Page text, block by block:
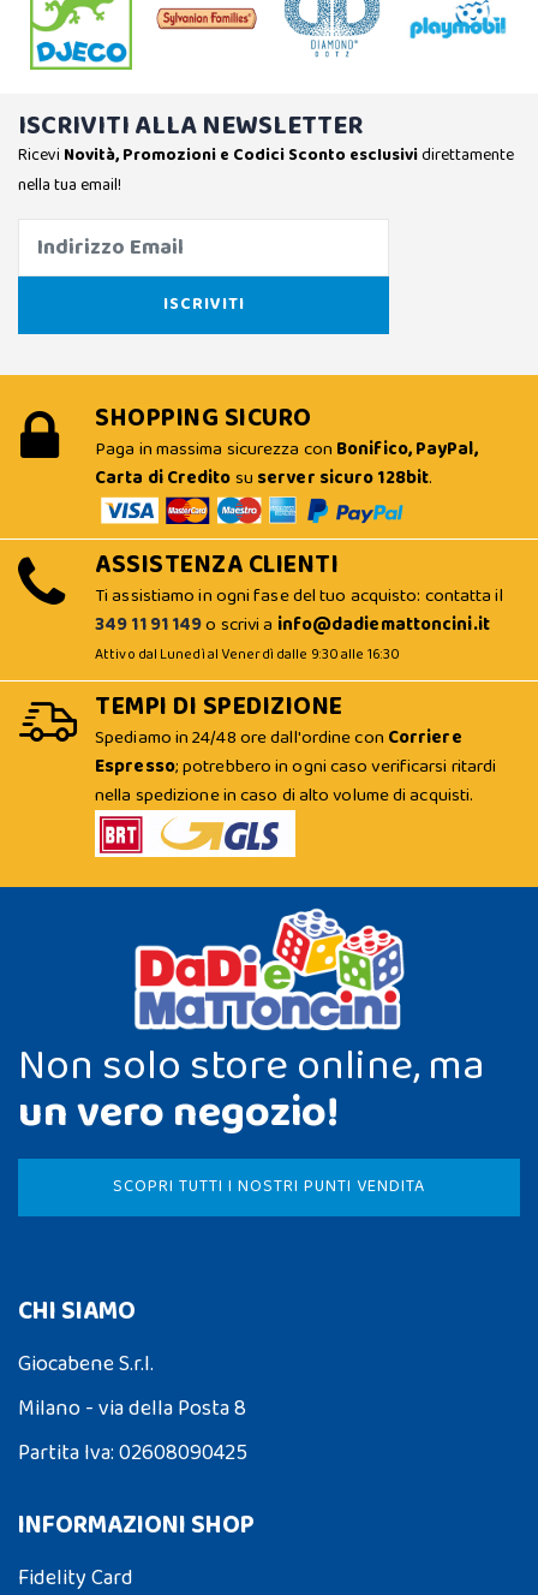
ISCRIVITI ALLA NEWSLETTER
Ricevi Novità, Promozioni e Codici Sconto esclusividirettamente
nella tua email!
SHOPPING SICURO
Paga in massima sicurezza con Bonifico, PayPal,
Carta di Creditosu server sicuro 128bit.
ASSISTENZA CLIENTI
Ti assistiamo in ogni fase del tuo acquisto: contatta il
349 11 91 149o scrivi a info@dadiemattoncini.it
Attivo dal Lunedì al Venerdì dalle 9:30 alle 16:30
TEMPI DI SPEDIZIONE
Spediamo in 24/48 ore dall'ordine con Corriere
Espresso; potrebbero in ogni caso verificarsi ritardi
nella spedizione in caso di alto volume di acquisti.
Non solo store online, ma
un vero negozio!
SCOPRI TUTTI I NOSTRI PUNTI VENDITA
CHI SIAMO
Giocabene S.r.l.
Milano - via della Posta 8
Partita Iva: 02608090425
INFORMAZIONI SHOP
Fidelity Card